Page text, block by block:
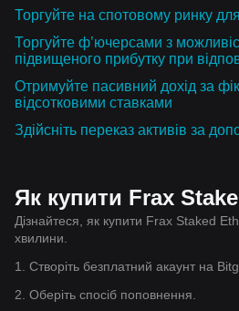
Торгуйте на спотовому ринку
Торгуйте ф’ючерсами з
підвищеного прибутку при
Отримуйте пасивний дохід за
відсотковими ставками
Здійсніть переказ активів за
Як купити Frax
Дізнайтеся, як купити Frax Staked
хвилини.
1. Створіть безплатний акаунт на
2. Оберіть спосіб поповнення.